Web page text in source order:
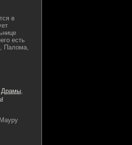
в
есть
Палома,
Драмы,